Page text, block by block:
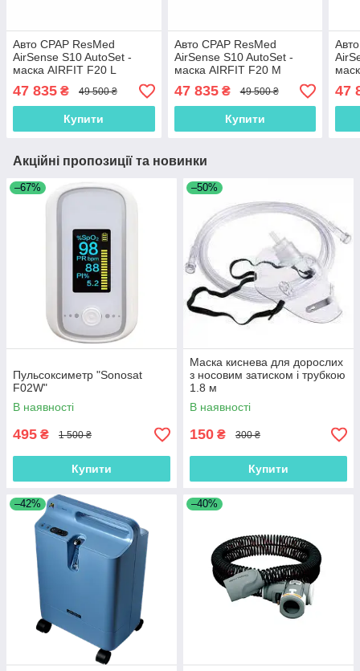
Авто CPAP ResMed
AirSense S10 AutoSet -
маска AIRFIT F20 L
47 835 ₴ 49 500 ₴
Купити
Авто CPAP ResMed
AirSense S10 AutoSet -
маска AIRFIT F20 M
47 835₴ 49 500 ₴
Купити
47
Акційні пропозиції та новинки
–67%
Пульсоксиметр "Sonosat
F02W"
В наявності
495 ₴ 1 500 ₴
Купити
–50%
Маска киснева для дорослих
з носовим затиском і трубкою
1.8 м
В наявності
150 ₴ 300 ₴
Купити
–42% –40%